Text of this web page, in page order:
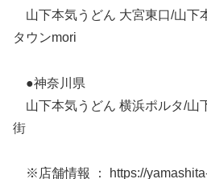
山下本気うどん 大宮東口/山下
タウンmori
●神奈川県
山下本気うどん 横浜ポルタ/
街
※店舗情報 ： https://